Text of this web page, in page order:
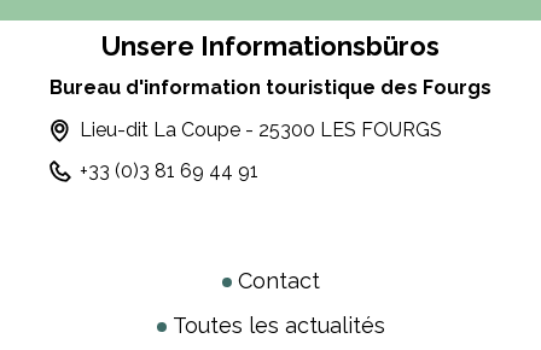
Unsere Informationsbüros
Bureau d'information touristique des Fourgs
Lieu-dit La Coupe - 25300 LES FOURGS
+33 (0)3 81 69 44 91
Contact
Toutes les actualités